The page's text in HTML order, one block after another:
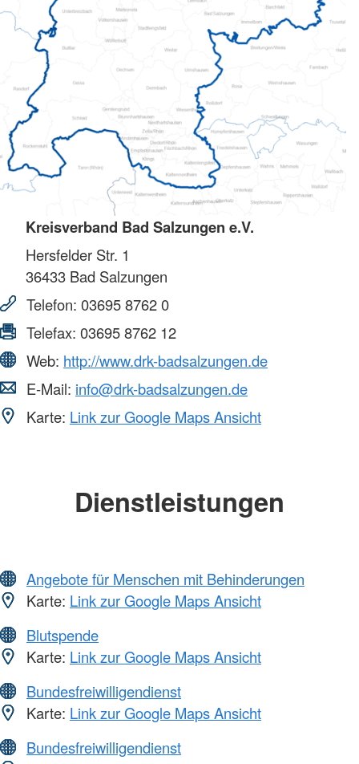
Kreisverband Bad Salzungen e.V.
Hersfelder Str. 1
36433 Bad Salzungen
Telefon: 03695 8762 0
Telefax: 03695 8762 12
Web: http://www.drk-badsalzungen.de
E-Mail: info@drk-badsalzungen.de
Karte: Link zur Google Maps Ansicht
Dienstleistungen
Angebote für Menschen mit Behinderungen
Karte: Link zur Google Maps Ansicht
Blutspende
Karte: Link zur Google Maps Ansicht
Bundesfreiwilligendienst
Karte: Link zur Google Maps Ansicht
Bundesfreiwilligendienst